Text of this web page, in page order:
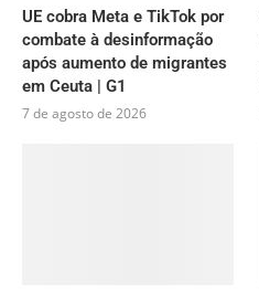
UE cobra Meta e TikTok por
combate à desinformação
após aumento de migrantes
em Ceuta | G1
7 de agosto de 2026